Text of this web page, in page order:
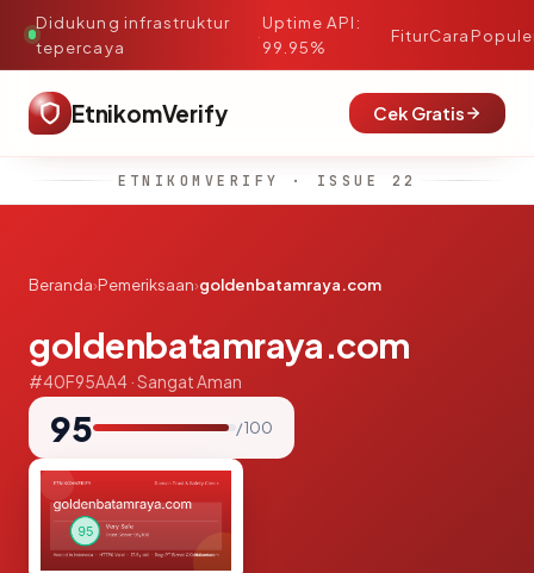
Didukung infrastruktur
tepercaya
·
Uptime API:
99.95%
FiturCara
EtnikomVerify Cek Gratis
ETNIKOMVERIFY · ISSUE 22
Beranda›Pemeriksaan›goldenbatamraya.com
goldenbatamraya.com
#40F95AA4 · Sangat Aman
95 / 100